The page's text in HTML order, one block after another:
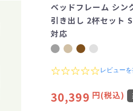
ベッドフレーム シン
引き出し 2杯セット
対応
0
s
t
レビューを
30,399 円(税込)